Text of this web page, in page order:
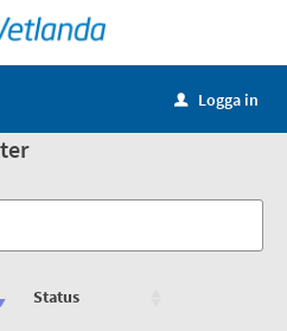
u Logga in
Status